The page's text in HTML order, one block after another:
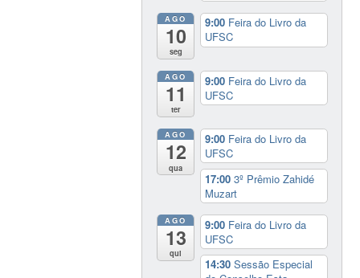
AGO
10
seg
9:00 Feira do Livro da
UFSC
AGO
11
ter
9:00 Feira do Livro da
UFSC
AGO
12
qua
9:00 Feira do Livro da
UFSC
17:003º Prêmio Zahidé
Muzart
AGO
13
qui
9:00 Feira do Livro da
UFSC
14:30Sessão Especial